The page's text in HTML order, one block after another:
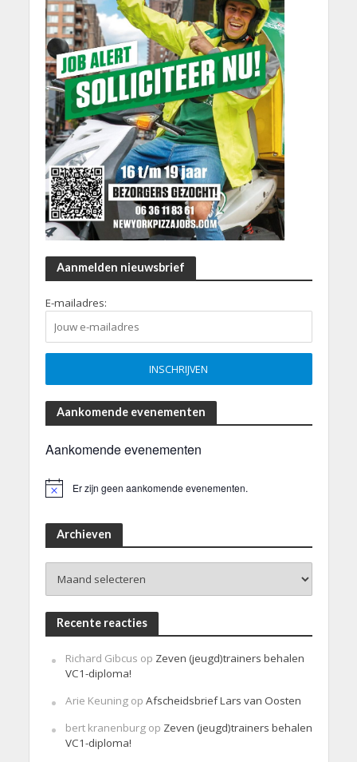
Aanmelden nieuwsbrief
E-mailadres:
Aankomende evenementen
Aankomende evenementen
Er zijn geen aankomende evenementen.
Archieven
Recente reacties
Richard Gibcus op Zeven (jeugd)trainers behalen
VC1-diploma!
Arie Keuningop Afscheidsbrief Lars van Oosten
bert kranenburgop Zeven (jeugd)trainers behalen
VC1-diploma!